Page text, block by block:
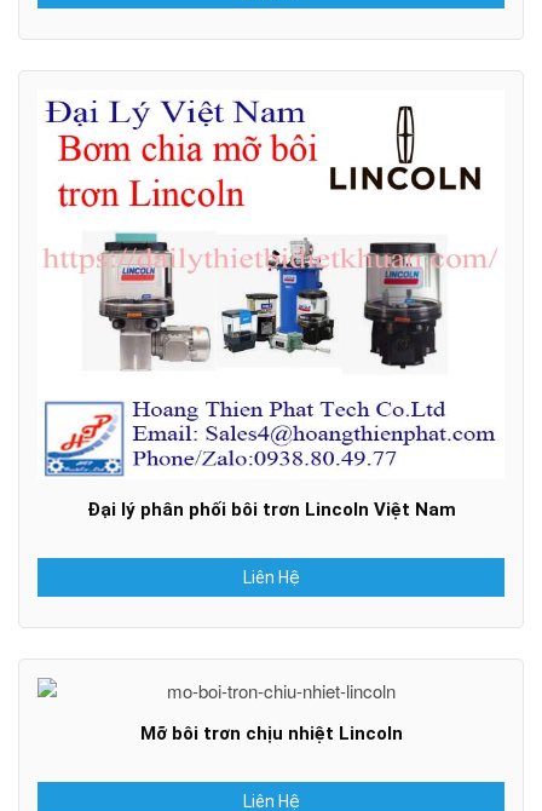
Đại lý phân phối bôi trơn Lincoln Việt Nam
Liên Hệ
Mỡ bôi trơn chịu nhiệt Lincoln
Liên Hệ